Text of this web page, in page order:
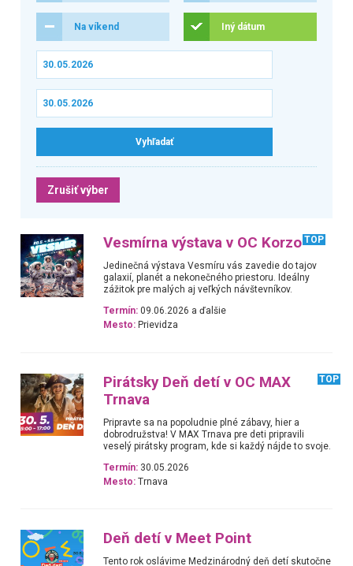
Na víkend Iný dátum
Zrušiť výber
Vesmírna výstava v OC Korzo TOP
Jedinečná výstava Vesmíru vás zavedie do tajov
galaxií, planét a nekonečného priestoru. Ideálny
zážitok pre malých aj veľkých návštevníkov.
Termín: 09.06.2026 a ďalšie
Mesto: Prievidza
Pirátsky Deň detí v OC MAX
Trnava
TOP
Pripravte sa na popoludnie plné zábavy, hier a
dobrodružstva! V MAX Trnava pre deti pripravili
veselý pirátsky program, kde si každý nájde to svoje.
Termín: 30.05.2026
Mesto: Trnava
Deň detí v Meet Point
Tento rok oslávime Medzinárodný deň detí skutočne